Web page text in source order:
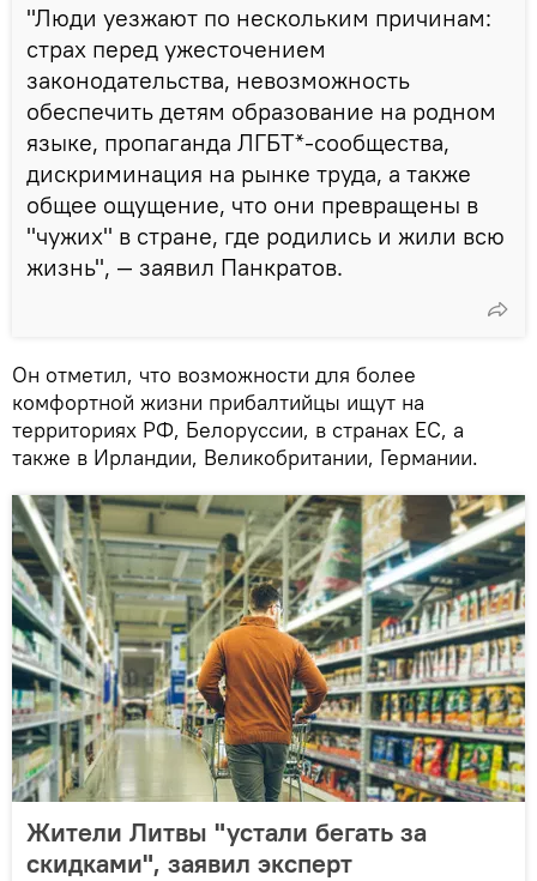
"Люди уезжают по нескольким причинам:
страх перед ужесточением
законодательства, невозможность
обеспечить детям образование на родном
языке, пропаганда ЛГБТ*-сообщества,
дискриминация на рынке труда, а также
общее ощущение, что они превращены в
"чужих" в стране, где родились и жили всю
жизнь", — заявил Панкратов.
Он отметил, что возможности для более
комфортной жизни прибалтийцы ищут на
территориях РФ, Белоруссии, в странах ЕС, а
также в Ирландии, Великобритании, Германии.
Жители Литвы "устали бегать за
скидками", заявил эксперт